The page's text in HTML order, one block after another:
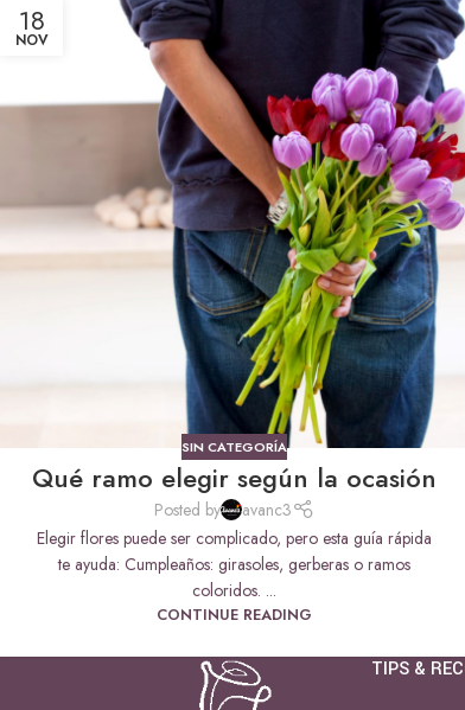
18
NOV
SIN CATEGORÍA
Qué ramo elegir según la ocasión
Posted by
avanc3
Elegir flores puede ser complicado, pero esta guía rápida
te ayuda: Cumpleaños: girasoles, gerberas o ramos
coloridos. ...
CONTINUE READING
TIPS &